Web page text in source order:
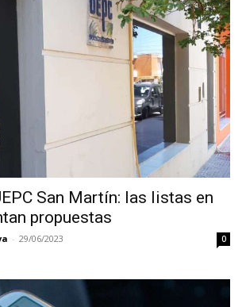
San Martín: las listas en
propuestas
- 29/06/2023 0